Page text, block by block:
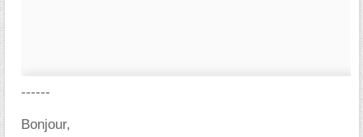
------
Bonjour,